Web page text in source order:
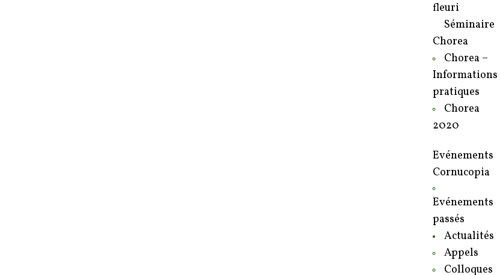
fleuri
Séminaire
Chorea
Chorea –
Informations
pratiques
Chorea
2020
Evénements
Cornucopia
Evénements
passés
Actualités
Appels
Colloques